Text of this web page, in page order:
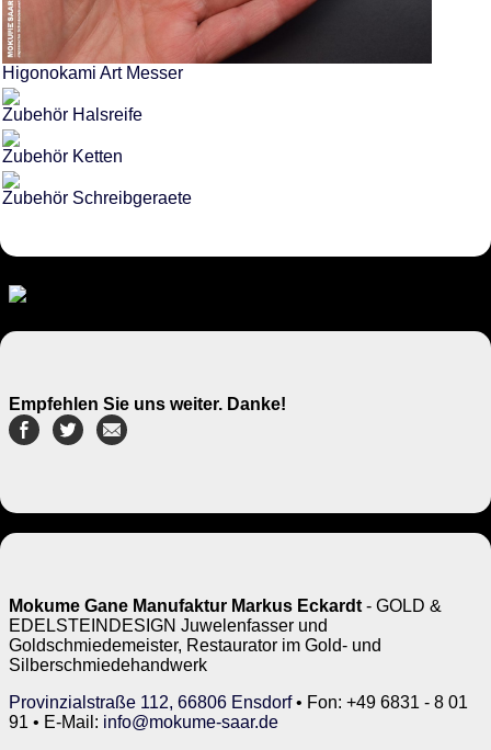
Higonokami Art Messer
Zubehör Halsreife
Zubehör Ketten
Zubehör Schreibgeraete
Empfehlen Sie uns weiter. Danke!
Mokume Gane Manufaktur Markus Eckardt - GOLD &
EDELSTEINDESIGN Juwelenfasser und
Goldschmiedemeister, Restaurator im Gold- und
Silberschmiedehandwerk
Provinzialstraße 112, 66806 Ensdorf• Fon: +49 6831 - 8 01
91 • E-Mail: info@mokume-saar.de